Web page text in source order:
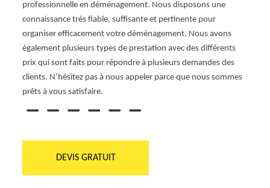
professionnelle en déménagement. Nous disposons une
connaissance très fiable, suffisante et pertinente pour
organiser efficacement votre déménagement. Nous avons
également plusieurs types de prestation avec des différents
prix qui sont faits pour répondre à plusieurs demandes des
clients. N’hésitez pas à nous appeler parce que nous sommes
prêts à vous satisfaire.
DEVIS GRATUIT